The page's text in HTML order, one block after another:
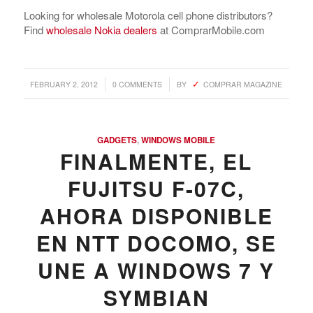
Looking for wholesale Motorola cell phone distributors?
Findwholesale Nokia dealers at ComprarMobile.com
FEBRUARY 2, 2012
/ 0 COMMENTS
/ BY COMPRAR MAGAZINE
GADGETS,WINDOWS MOBILE
FINALMENTE, EL
FUJITSU F-07C,
AHORA DISPONIBLE
EN NTT DOCOMO, SE
UNE A WINDOWS 7 Y
SYMBIAN